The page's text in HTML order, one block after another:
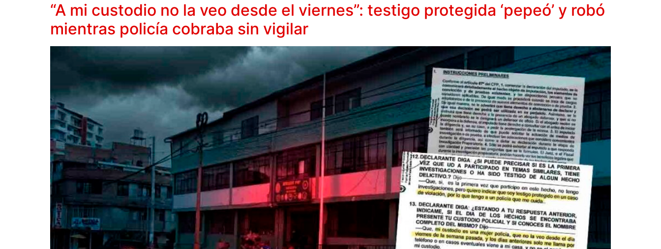
“A mi custodio no la veo desde el viernes”: testigo protegida ‘pepeó’ y robó
mientras policía cobraba sin vigilar